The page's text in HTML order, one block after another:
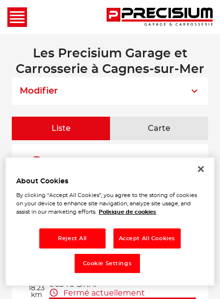
Les Precisium Garage et
Carrosserie à Cagnes-sur-Mer
Modifier
Liste Carte
km
06200 NICE
Téléphone
18.23
km
GARAGE CHABRIERE
06340 DRAP
Fermé actuellement
About Cookies
By clicking “Accept All Cookies”, you agree to the storing of cookies
on your device to enhance site navigation, analyze site usage, and
assist in our marketing efforts.
Politique de cookies
Reject All Accept All Cookies
Cookie Settings